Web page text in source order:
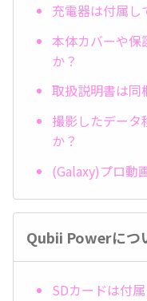
充電器は付属し
本体カバーや保
か？
取扱説明書は同
撮影したデータ
か？
(Galaxy)プロ動
Qubii Powerにつ
SDカードは付